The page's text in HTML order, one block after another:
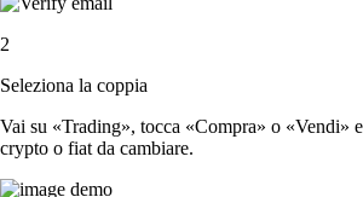
2
Seleziona la coppia
Vai su «Trading», tocca «Compra» o «Vendi»
crypto o fiat da cambiare.